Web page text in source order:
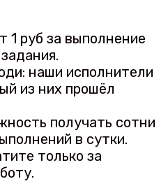
1 руб за выполнение
наши исполнители
из них прошёл
получать сотни
в сутки.
только за